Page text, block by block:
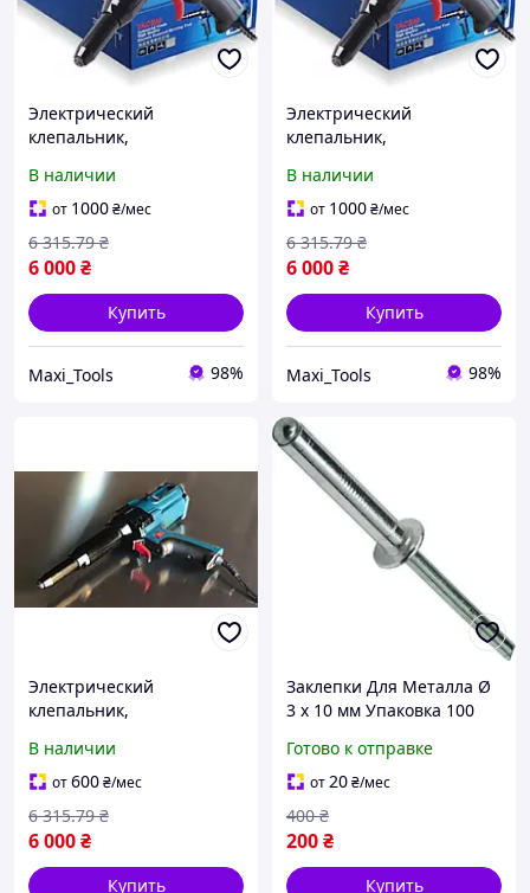
Электрический
клепальник,
TIME-PROOF 500
В наличии
от 1000₴/мес
6 000₴
6 315.79 ₴
Купить
Maxi_Tools 98%
Электрический
клепальник,
TIME-PROOF 500
В наличии
от 1000₴/мес
6 000₴
6 315.79 ₴
Купить
Maxi_Tools 98%
Электрический
клепальник,
TIME-PROOF 500
В наличии
от600₴/мес
6 000₴
6 315.79 ₴
Купить
Заклепки Для Металла Ø
3 х 10 мм Упаковка 100
Готово к отправке
от20₴/мес
200₴
400 ₴
Купить